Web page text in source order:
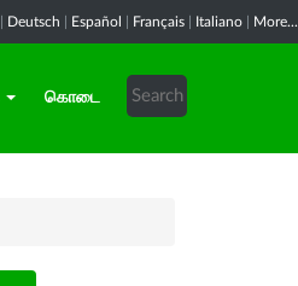
Deutsch Español Français Italiano More...
கொடை